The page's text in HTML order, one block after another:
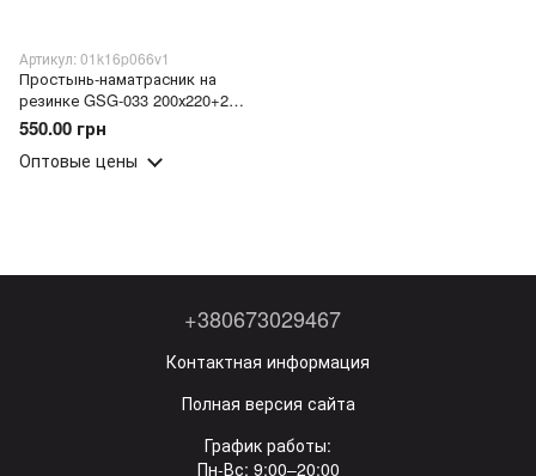
Артикул: 01k16p066v1
Простынь-наматрасник на
резинке GSG-033 200х220+28
см Белый
550.00 грн
Оптовые цены
+380673029467
Контактная информация
Полная версия сайта
График работы:
Пн-Вс: 9:00–20:00